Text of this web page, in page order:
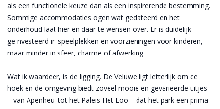
als een functionele keuze dan als een inspirerende bestemming.
Sommige accommodaties ogen wat gedateerd en het
onderhoud laat hier en daar te wensen over. Er is duidelijk
geïnvesteerd in speelplekken en voorzieningen voor kinderen,
maar minder in sfeer, charme of afwerking.
Wat ik waardeer, is de ligging. De Veluwe ligt letterlijk om de
hoek en de omgeving biedt zoveel mooie en gevarieerde uitjes
– van Apenheul tot het Paleis Het Loo – dat het park een prima